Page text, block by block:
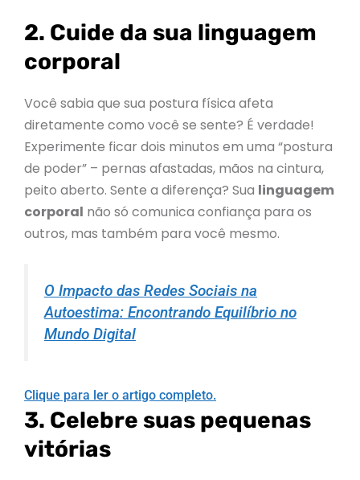
2. Cuide da sua linguagem
corporal
Você sabia que sua postura física afeta
diretamente como você se sente? É verdade!
Experimente ficar dois minutos em uma “postura
de poder” – pernas afastadas, mãos na cintura,
peito aberto. Sente a diferença? Sua linguagem
corporal não só comunica confiança para os
outros, mas também para você mesmo.
O Impacto das Redes Sociais na
Autoestima: Encontrando Equilíbrio no
Mundo Digital
Clique para ler o artigo completo.
3. Celebre suas pequenas
vitórias